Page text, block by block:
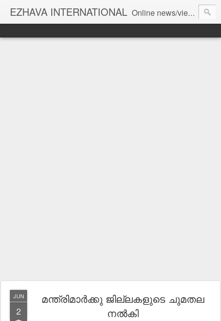
EZHAVA INTERNATIONAL Online news/views JOURNAL... Connecting the community worldwide Editorial Director: Prem Chandran
JUN
2
മന്ത്രിമാർക്കു ജില്ലകളുടെ ചുമതല
നൽകി